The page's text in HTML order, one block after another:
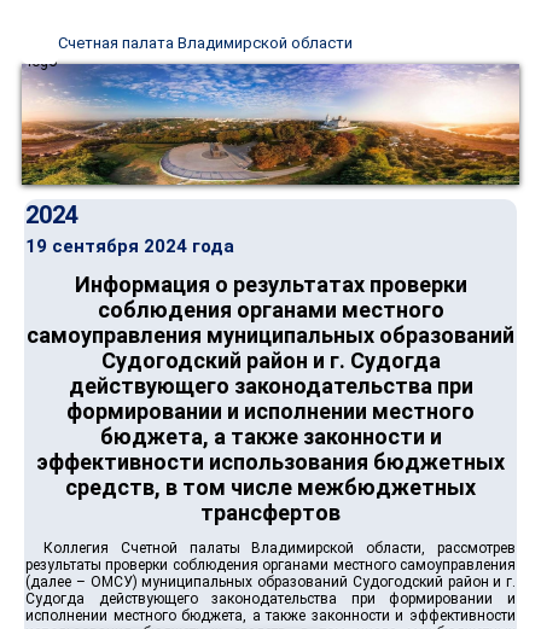
Счетная палата Владимирской области
2024
19 сентября 2024 года
Информация о результатах проверки
соблюдения органами местного
самоуправления муниципальных образований
Судогодский район и г. Судогда
действующего законодательства при
формировании и исполнении местного
бюджета, а также законности и
эффективности использования бюджетных
средств, в том числе межбюджетных
трансфертов
Коллегия Счетной палаты Владимирской области, рассмотрев
результаты проверки соблюдения органами местного самоуправления
(далее – ОМСУ) муниципальных образований Судогодский район и г.
Судогда действующего законодательства при формировании и
исполнении местного бюджета, а также законности и эффективности